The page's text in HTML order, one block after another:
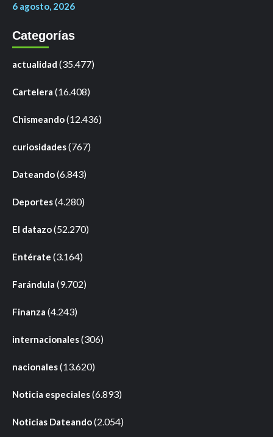
6 agosto, 2026
Categorías
actualidad (35.477)
Cartelera (16.408)
Chismeando(12.436)
curiosidades(767)
Dateando(6.843)
Deportes(4.280)
El datazo(52.270)
Entérate (3.164)
Farándula (9.702)
Finanza (4.243)
internacionales(306)
nacionales(13.620)
Noticia especiales(6.893)
Noticias Dateando(2.054)